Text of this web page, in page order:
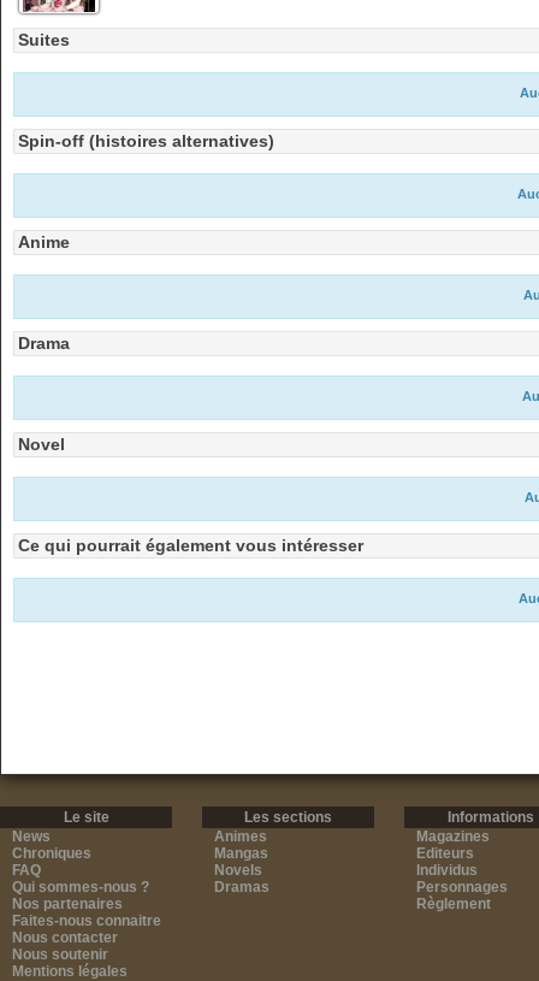
Suites
Spin-off (histoires alternatives)
Anime
Drama
Novel
Ce qui pourrait également vous intéresser
Le site
News
Chroniques
FAQ
Qui sommes-nous ?
Nos partenaires
Faites-nous connaitre
Nous contacter
Nous soutenir
Mentions légales
Les sections
Animes
Mangas
Novels
Dramas
Informations
Magazines
Editeurs
Individus
Personnages
Règlement